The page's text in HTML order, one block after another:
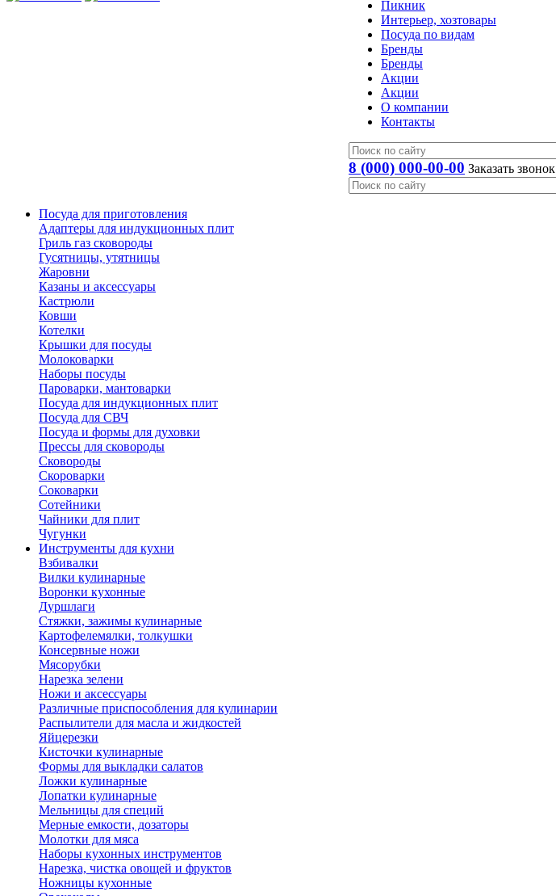
Пикник
Интерьер, хозтовары
Посуда по видам
Бренды
Бренды
Акции
Акции
О компании
Контакты
8 (000) 000-00-00 Заказать звонок
Посуда для приготовления
Адаптеры для индукционных плит
Гриль газ сковороды
Гусятницы, утятницы
Жаровни
Казаны и аксессуары
Кастрюли
Ковши
Котелки
Крышки для посуды
Молоковарки
Наборы посуды
Пароварки, мантоварки
Посуда для индукционных плит
Посуда для СВЧ
Посуда и формы для духовки
Прессы для сковороды
Сковороды
Скороварки
Соковарки
Сотейники
Чайники для плит
Чугунки
Инструменты для кухни
Взбивалки
Вилки кулинарные
Воронки кухонные
Дуршлаги
Стяжки, зажимы кулинарные
Картофелемялки, толкушки
Консервные ножи
Мясорубки
Нарезка зелени
Ножи и аксессуары
Различные приспособления для кулинарии
Распылители для масла и жидкостей
Яйцерезки
Кисточки кулинарные
Формы для выкладки салатов
Ложки кулинарные
Лопатки кулинарные
Мельницы для специй
Мерные емкости, дозаторы
Молотки для мяса
Наборы кухонных инструментов
Нарезка, чистка овощей и фруктов
Ножницы кухонные